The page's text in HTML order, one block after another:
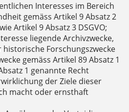
Interesses im Bereich
gemäss Artikel 9 Absatz 2
Artikel 9 Absatz 3 DSGVO;
liegende Archivzwecke,
Forschungszwecke
gemäss Artikel 89 Absatz 1
1 genannte Recht
der Ziele dieser
macht oder ernsthaft